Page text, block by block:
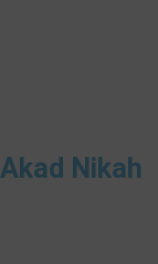
Akad Nikah